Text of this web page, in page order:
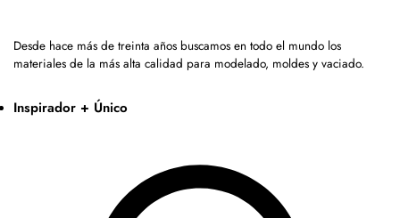
Desde hace más de treinta años buscamos en todo el mundo los
materiales de la más alta calidad para modelado, moldes y vaciado.
Inspirador + Único